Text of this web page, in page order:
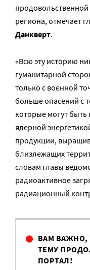
региона, отмечает
Данкверт.
«Всю эту историю
гуманитарной
только с военной
больше опасений с
которые могут
ядерной
продукции,
близлежащих
словам главы
радиоактивное
радиационный
ВАМ ВАЖНО,
ТЕМУ
ПОРТАЛ!